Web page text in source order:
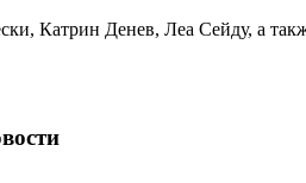
Катрин Денев, Леа Сейду, а